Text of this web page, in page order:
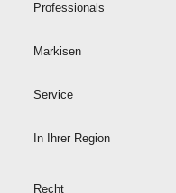
Professionals
Markisen
Service
In Ihrer Region
Recht